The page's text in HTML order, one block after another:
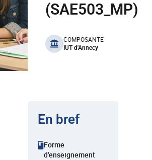
(SAE503_MP)
benefits
COMPOSANTE
IUT d'Annecy
En bref
Forme
d'enseignement